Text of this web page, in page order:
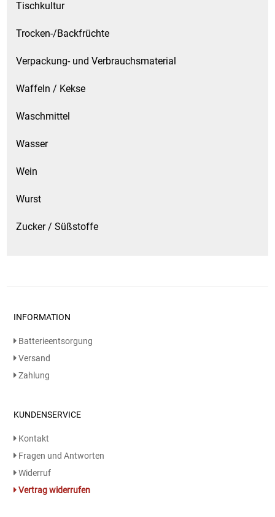
Tischkultur
Trocken-/Backfrüchte
Verpackung- und Verbrauchsmaterial
Waffeln / Kekse
Waschmittel
Wasser
Wein
Wurst
Zucker / Süßstoffe
INFORMATION
Batterieentsorgung
Versand
Zahlung
KUNDENSERVICE
Kontakt
Fragen und Antworten
Widerruf
Vertrag widerrufen